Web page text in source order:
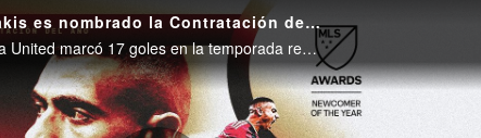
Giorgos Giakoumakis es nombrado la Contratación del Año de MLS
El delantero del Atlanta United marcó 17 goles en la temporada regular para ubicarse como el segundo mejor goleador de la liga.